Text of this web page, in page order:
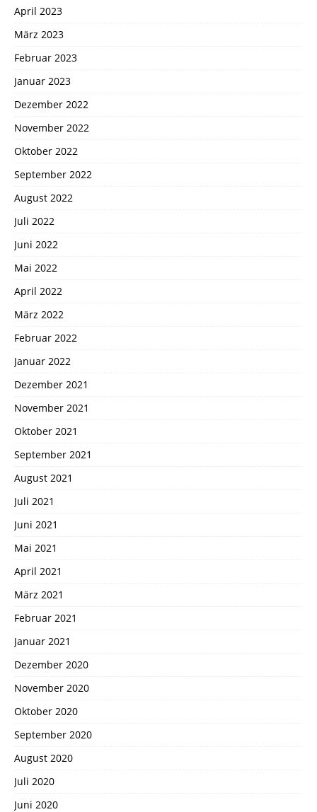
April 2023
März 2023
Februar 2023
Januar 2023
Dezember 2022
November 2022
Oktober 2022
September 2022
August 2022
Juli 2022
Juni 2022
Mai 2022
April 2022
März 2022
Februar 2022
Januar 2022
Dezember 2021
November 2021
Oktober 2021
September 2021
August 2021
Juli 2021
Juni 2021
Mai 2021
April 2021
März 2021
Februar 2021
Januar 2021
Dezember 2020
November 2020
Oktober 2020
September 2020
August 2020
Juli 2020
Juni 2020